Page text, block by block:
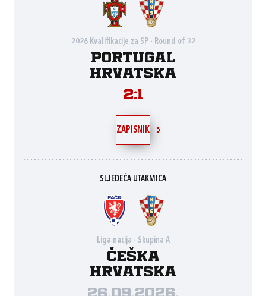
2026 Kvalifikacije za SP - Round of 32
Portugal
Hrvatska
2:1
ZAPISNIK
SLJEDEĆA UTAKMICA
Liga nacija - Skupina A
Češka
Hrvatska